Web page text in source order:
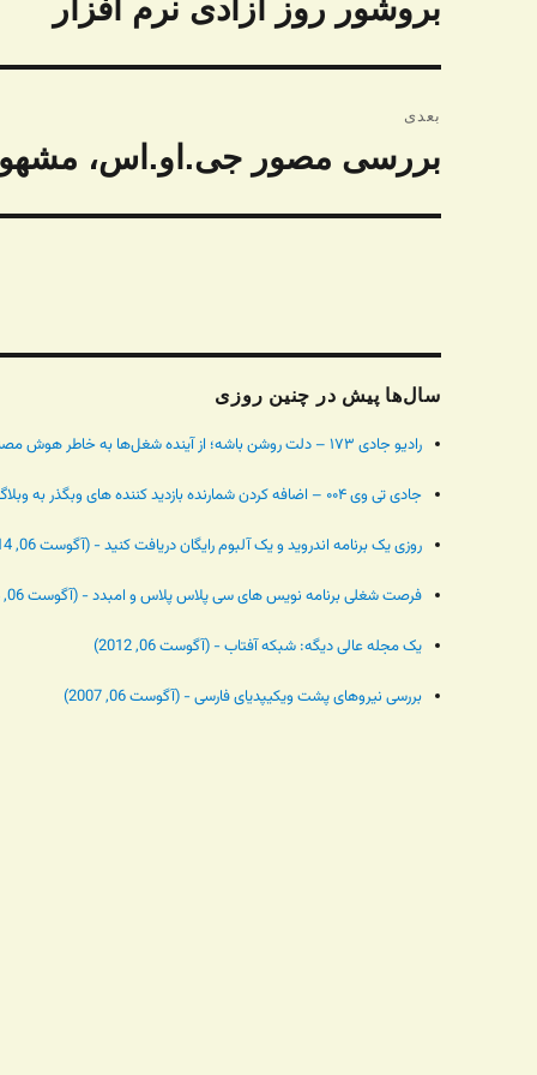
بروشور روز آزادی نرم افزار
بعدی
نوشته
بررسی مصور جی.او.اس،‌
سال‌ها پیش در چنین روزی
رادیو جادی ۱۷۳ – دلت روشن باشه؛ از آینده شغل‌ها به خاطر هوش مصنوعی تا خبر باونتی نیم میلیون دلاری - (آگوست 06, 2024)
جادی تی وی ۰۰۴ – اضافه کردن شمارنده بازدید کننده های وبگذر به وبلاگ بلاگفا - (آگوست 06, 2014)
روزی یک برنامه اندروید و یک آلبوم رایگان دریافت کنید - (آگوست 06, 2014)
فرصت شغلی برنامه نویس های سی پلاس پلاس و امبدد - (آگوست 06, 2014)
یک مجله عالی دیگه: شبکه آفتاب - (آگوست 06, 2012)
بررسی نیروهای پشت ویکیپدیای فارسی - (آگوست 06, 2007)